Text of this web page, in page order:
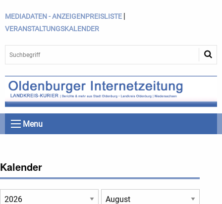
MEDIADATEN - ANZEIGENPREISLISTE |
VERANSTALTUNGSKALENDER
Menu
Kalender